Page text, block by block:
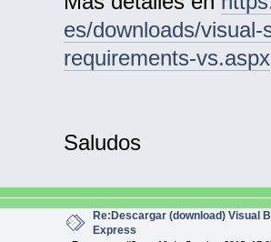
es/downloads/
requirements-vs.aspx
Saludos
Re:Descargar (download) Visual
Express